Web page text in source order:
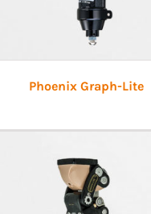
Phoenix Graph-Lite